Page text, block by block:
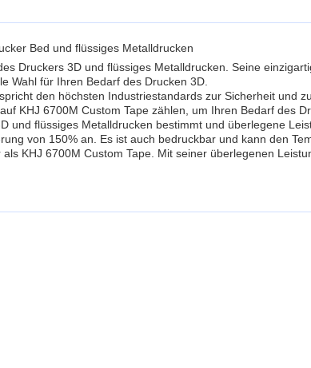
Bed und flüssiges Metalldrucken
Druckers 3D und flüssiges Metalldrucken. Seine
Wahl für Ihren Bedarf des Drucken 3D.
den höchsten Industriestandards zur Sicherheit und
KHJ 6700M Custom Tape zählen, um Ihren Bedarf des
und flüssiges Metalldrucken bestimmt und überlegene
von 150% an. Es ist auch bedruckbar und kann den
KHJ 6700M Custom Tape. Mit seiner überlegenen